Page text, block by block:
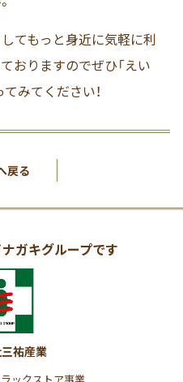
てもっと身近に気軽に利
おりますのでぜひ「えい
みてください！
戻る
ガキグループです
祐産業